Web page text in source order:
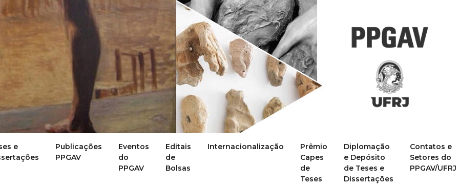
e
Publicações
PPGAV
Eventos
do
PPGAV
Editais
de
Bolsas
Internacionalização
Prêmio
Capes
de
Teses
Diplomação
e Depósito
de Teses e
Dissertações
Contatos e
Setores do
PPGAV/UFRJ